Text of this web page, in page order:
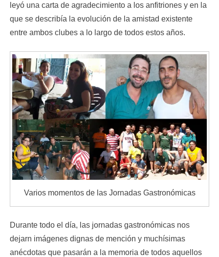
leyó una carta de agradecimiento a los anfitriones y en la
que se describía la evolución de la amistad existente
entre ambos clubes a lo largo de todos estos años.
Varios momentos de las Jornadas Gastronómicas
Durante todo el día, las jornadas gastronómicas nos
dejarn imágenes dignas de mención y muchísimas
anécdotas que pasarán a la memoria de todos aquellos